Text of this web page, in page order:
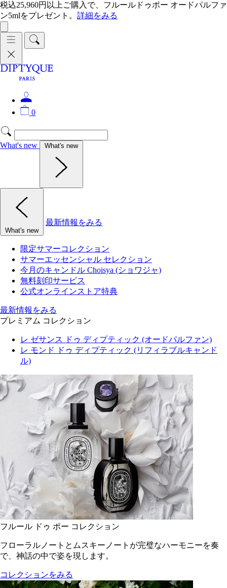
税込25,960円以上ご購入で、フルールドゥポー オードパルファ
ン5mlをプレゼント。 詳細をみる
0
What's new What's new
What's new
最新情報をみる
限定サマーコレクション
サマーエッセンシャル セレクション
今月のキャンドル Choisya (ショワジャ)
無料刻印サービス
公式オンラインストア特典
最新情報をみる
プレミアム コレクション
レ ゼサンス ドゥ ディプティック (オードパルファン)
レ モンド ドゥ ディプティック (リフィラブルキャンド
ル)
フルール ドゥ ポー コレクション
フローラルノートとムスキーノートが完璧なハーモニーを奏
で、神話の中で姿を現します。
コレクションをみる